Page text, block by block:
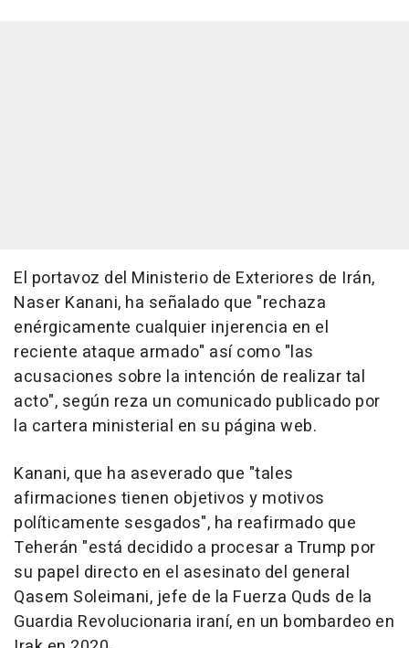
El portavoz del Ministerio de Exteriores de Irán,
Naser Kanani, ha señalado que "rechaza
enérgicamente cualquier injerencia en el
reciente ataque armado" así como "las
acusaciones sobre la intención de realizar tal
acto", según reza un comunicado publicado por
la cartera ministerial en su página web.
Kanani, que ha aseverado que "tales
afirmaciones tienen objetivos y motivos
políticamente sesgados", ha reafirmado que
Teherán "está decidido a procesar a Trump por
su papel directo en el asesinato del general
Qasem Soleimani, jefe de la Fuerza Quds de la
Guardia Revolucionaria iraní, en un bombardeo en